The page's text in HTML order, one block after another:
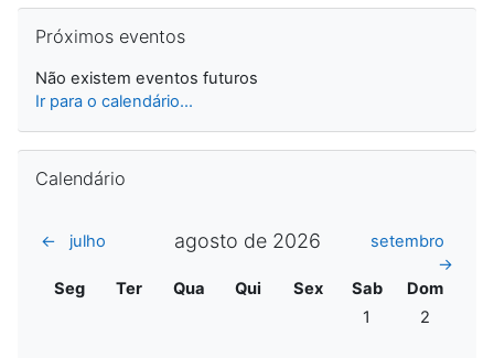
Próximos eventos
Não existem eventos futuros
Ir para o calendário...
Calendário
← julho agosto de 2026
setembro
→
Segunda
Seg Terça
Ter Quarta
Qua Quinta
Qui Sexta
Sex Sábado
Sab Domingo
Dom
Sem eventos,
1 Sem
2